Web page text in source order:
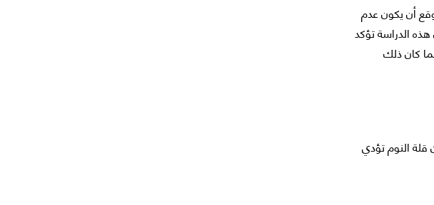
أن يكون عدم
هذه الدراسة تؤكد
كان ذلك
عام 2025- لا تستطيع إثبات أن قلة النوم تؤدي